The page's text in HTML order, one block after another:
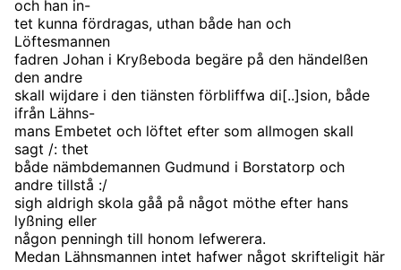
och han in-
tet kunna fördragas, uthan både han och
Löftesmannen
fadren Johan i Kryßeboda begäre på den händelßen
den andre
skall wijdare i den tiänsten förbliffwa di[..]sion, både
ifrån Lähns-
mans Embetet och löftet efter som allmogen skall
sagt /: thet
både nämbdemannen Gudmund i Borstatorp och
andre tillstå :/
sigh aldrigh skola gåå på något möthe efter hans
lyßning eller
någon penningh till honom lefwerera.
Medan Lähnsmannen intet hafwer något skrifteligit här